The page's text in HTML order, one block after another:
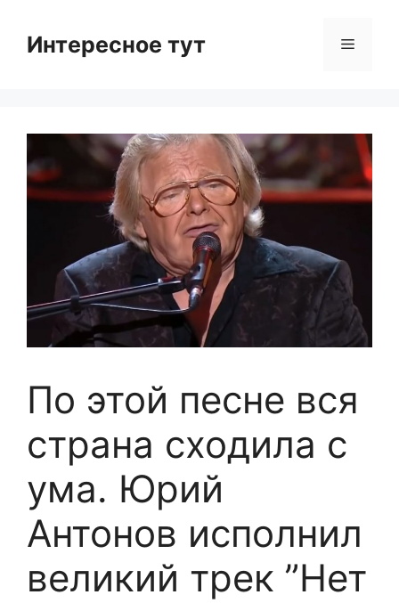
contentИнтересное тут Menu
По этой песне вся
страна сходила с
ума. Юрий
Антонов исполнил
великий трек ”Нет